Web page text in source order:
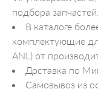
подбора запчастей.
В каталоге
комплектующие
ANL) от
Доставка по
Самовывоз из